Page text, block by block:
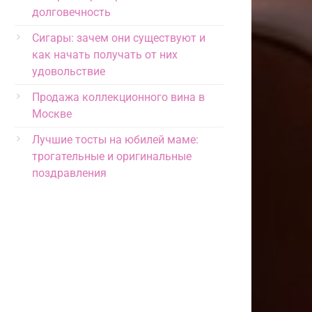
долговечность
Сигары: зачем они существуют и
как начать получать от них
удовольствие
Продажа коллекционного вина в
Москве
Лучшие тосты на юбилей маме:
трогательные и оригинальные
поздравления